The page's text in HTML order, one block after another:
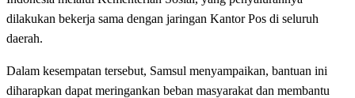
dilakukan bekerja sama dengan jaringan Kantor Pos di seluruh
daerah.
Dalam kesempatan tersebut, Samsul menyampaikan, bantuan ini
diharapkan dapat meringankan beban masyarakat dan membantu